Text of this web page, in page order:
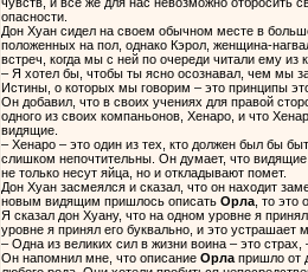
опасности.
Дон Хуан сидел на своем обычном месте в
положенных на пол, однако Кэрол, женщина-
встреч, когда мы с ней по очереди читали ему из
– Я хотел бы, чтобы ты ясно осознавал, чем мы
Истины, о которых мы говорим – это принципы
Он добавил, что в своих учениях для правой
одного из своих компаньонов, Хенаро, и что
видящие.
– Хенаро – это один из тех, кто должен был бы
слишком непочтительны. Он думает, что
не только несут яйца, но и откладывают помет.
Дон Хуан засмеялся и сказал, что он находит
новым видящим пришлось описать Орла, то это
Я сказал дон Хуану, что на одном уровне я
уровне я принял его буквально, и это устрашает
– Одна из великих сил в жизни воина – это
Он напомнил мне, что описание Орлапришло от